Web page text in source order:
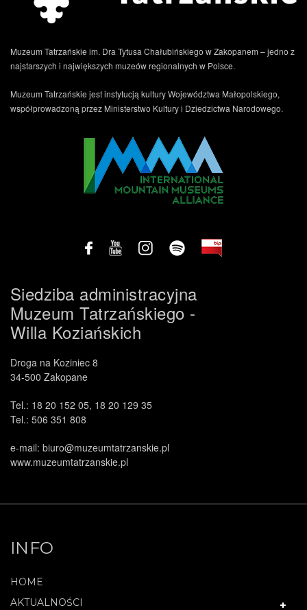
Muzeum Tatrzańskie im. Dra Tytusa Chałubińskiego w Zakopanem – jedno z
najstarszych i największych muzeów regionalnych w Polsce.
Muzeum Tatrzańskie jest instytucją kultury Województwa Małopolskiego,
współprowadzoną przez Ministerstwo Kultury i Dziedzictwa Narodowego.
Siedziba administracyjna
Muzeum Tatrzańskiego -
Willa Koziańskich
Droga na Koziniec 8
34-500 Zakopane
Tel.: 18 20 152 05, 18 20 129 35
Tel.: 506 351 808
e-mail: biuro@muzeumtatrzanskie.pl
www.muzeumtatrzanskie.pl
INFO
HOME
AKTUALNOŚCI
.